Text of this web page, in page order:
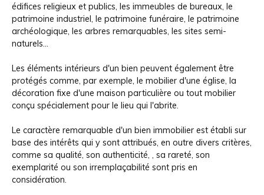
édifices religieux et publics, les immeubles de bureaux, le
patrimoine industriel, le patrimoine funéraire, le patrimoine
archéologique, les arbres remarquables, les sites semi-
naturels...
Les éléments intérieurs d'un bien peuvent également être
protégés comme, par exemple, le mobilier d'une église, la
décoration fixe d'une maison particulière ou tout mobilier
conçu spécialement pour le lieu qui l'abrite.
Le caractère remarquable d'un bien immobilier est établi sur
base des intérêts qui y sont attribués, en outre divers critères,
comme sa qualité, son authenticité, , sa rareté, son
exemplarité ou son irremplaçabilité sont pris en
considération.